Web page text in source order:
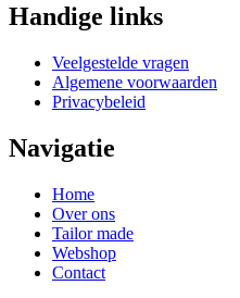
Handige links
Veelgestelde vragen
Algemene voorwaarden
Privacybeleid
Navigatie
Home
Over ons
Tailor made
Webshop
Contact